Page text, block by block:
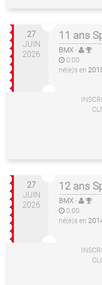
27
JUIN
2026
11 ans
BMX-
0:00
né(e)s en
27
JUIN
2026
12 ans
BMX-
0:00
né(e)s en